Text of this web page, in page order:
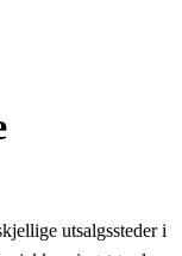
utsalgssteder i